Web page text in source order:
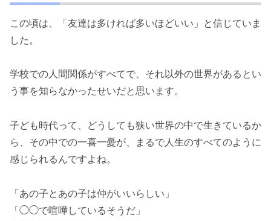
この頃は、「友達は多ければ多いほどいい」と信じていま
した。
学校での人間関係がすべてで、それ以外の世界があるとい
う事を知らなかったせいだと思います。
子ども時代って、どうしても狭い世界の中で生きているか
ら、その中での一喜一憂が、まるで人生のすべてのように
感じられるんですよね。
「あの子とあの子は仲がいいらしい」
「◯◯で喧嘩しているそうだ」